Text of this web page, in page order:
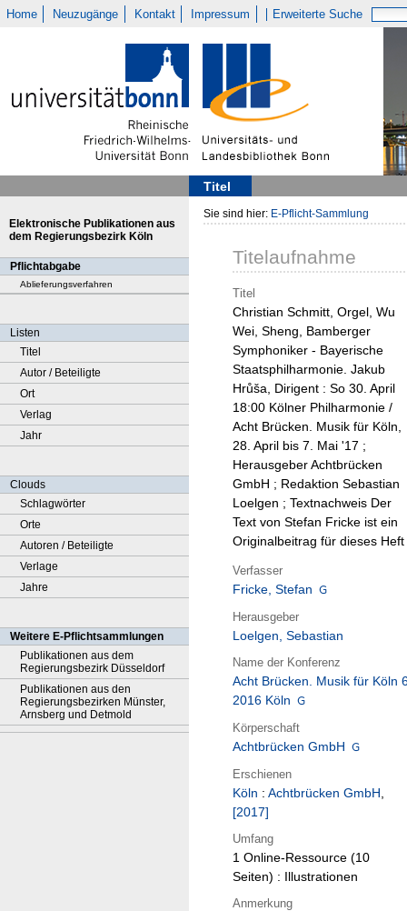
Home Neuzugänge Kontakt Impressum Erweiterte Suche
Titel
Elektronische Publikationen aus
dem Regierungsbezirk Köln
Pflichtabgabe
Ablieferungsverfahren
Listen
Titel
Autor / Beteiligte
Ort
Verlag
Jahr
Clouds
Schlagwörter
Orte
Autoren / Beteiligte
Verlage
Jahre
Weitere E-Pflichtsammlungen
Publikationen aus dem
Regierungsbezirk Düsseldorf
Publikationen aus den
Regierungsbezirken Münster,
Arnsberg und Detmold
Sie sind hier: E-Pflicht-Sammlung
Titelaufnahme
Titel
Christian Schmitt, Orgel, Wu
Wei, Sheng, Bamberger
Symphoniker - Bayerische
Staatsphilharmonie. Jakub
Hrůša, Dirigent : So 30. April
18:00 Kölner Philharmonie /
Acht Brücken. Musik für Köln,
28. April bis 7. Mai '17 ;
Herausgeber Achtbrücken
GmbH ; Redaktion Sebastian
Loelgen ; Textnachweis Der
Text von Stefan Fricke ist ein
Originalbeitrag für dieses Heft
Verfasser
Fricke, Stefan
Herausgeber
Loelgen, Sebastian
Name der Konferenz
Acht Brücken. Musik für Köln
2016 Köln
Körperschaft
Achtbrücken GmbH
Erschienen
Köln : Achtbrücken GmbH,
[2017]
Umfang
1 Online-Ressource (10
Seiten) : Illustrationen
Anmerkung